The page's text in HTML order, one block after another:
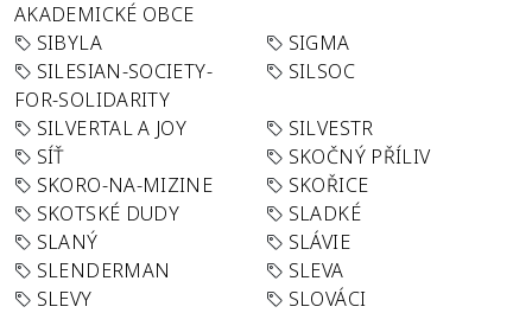
AKADEMICKÉ OBCE
SIBYLA
SIGMA
SILESIAN-SOCIETY-
FOR-SOLIDARITY
SILSOC
SILVERTAL A JOY
SILVESTR
SÍŤ
SKOČNÝ PŘÍLIV
SKORO-NA-MIZINE
SKOŘICE
SKOTSKÉ DUDY
SLADKÉ
SLANÝ
SLÁVIE
SLENDERMAN
SLEVA
SLEVY
SLOVÁCI